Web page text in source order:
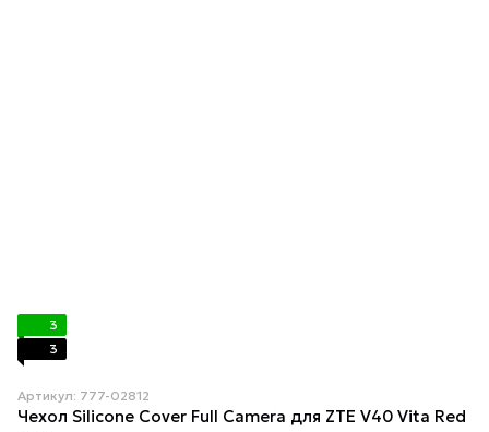
3
3
Артикул: 777-02812
Чехол Silicone Cover Full Camera для ZTE V40 Vita Red